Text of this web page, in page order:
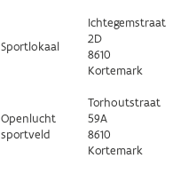
Sportlokaal
Ichtegemstraat
2D
8610
Kortemark
Openlucht
sportveld
Torhoutstraat
59A
8610
Kortemark